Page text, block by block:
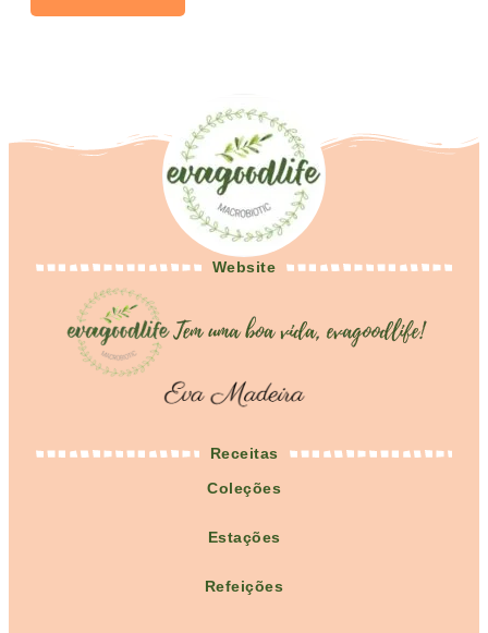
Website
Receitas
Coleções
Estações
Refeições